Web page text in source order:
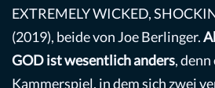
EXTREMELY WICKED,
(2019), beide von Joe Berlinger.
GOD ist wesentlich anders,
Kammerspiel, in dem sich zwei